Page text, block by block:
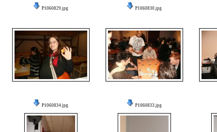
P1060829.jpg P1060830.jpg
P1060834.jpg P1060833.jpg